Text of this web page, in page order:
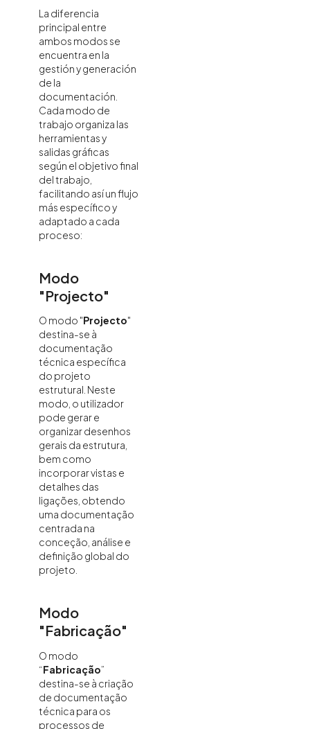
La diferencia
principal entre
ambos modos se
encuentra en la
gestión y generación
de la
documentación.
Cada modo de
trabajo organiza las
herramientas y
salidas gráficas
según el objetivo final
del trabajo,
facilitando así un flujo
más específico y
adaptado a cada
proceso:
Modo
"Projecto"
O modo "Projecto"
destina-se à
documentação
técnica específica
do projeto
estrutural. Neste
modo, o utilizador
pode gerar e
organizar desenhos
gerais da estrutura,
bem como
incorporar vistas e
detalhes das
ligações, obtendo
uma documentação
centrada na
conceção, análise e
definição global do
projeto.
Modo
"Fabricação"
O modo
“Fabricação”
destina-se à criação
de documentação
técnica para os
processos de